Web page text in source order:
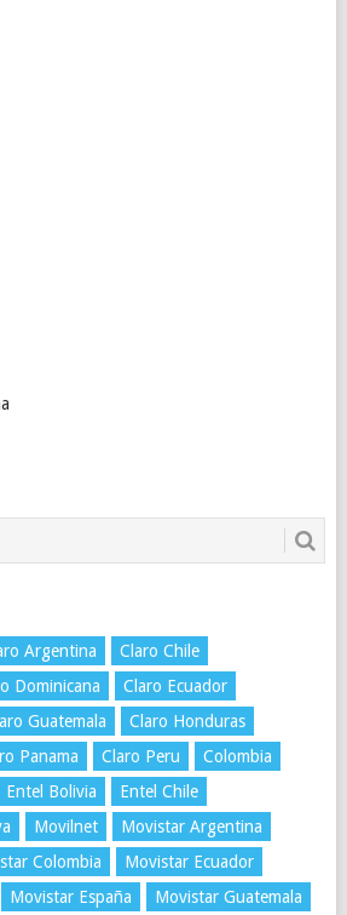
Argentina
Claro Chile
Dominicana
Claro Ecuador
Guatemala
Claro Honduras
Panama Claro Peru
Colombia
Entel Bolivia
Entel Chile
Movilnet
Movistar Argentina
Colombia
Movistar Ecuador
Movistar España Movistar Guatemala